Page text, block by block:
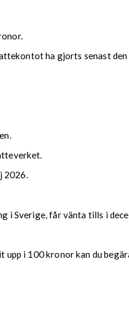
ha gjorts senast
2026.
i Sverige, får vänta tills i
upp i 100 kronor kan du